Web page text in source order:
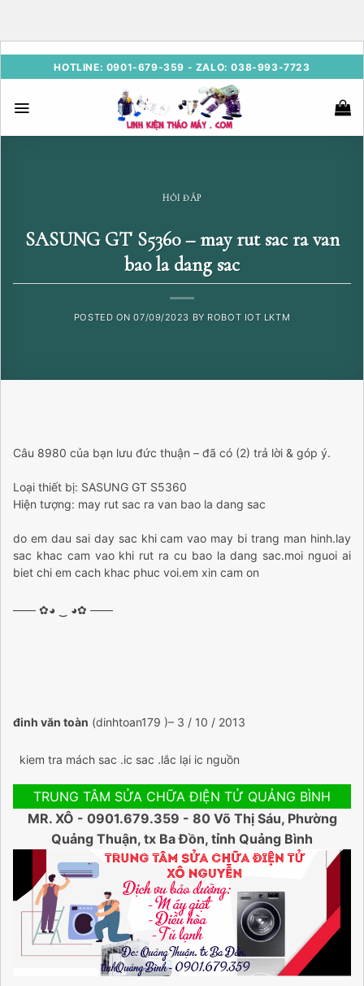
to
content
HOTLINE: 0901-679-359 - ZALO: 038-993-7723
HỎI ĐÁP
SASUNG GT S5360 – may rut sac ra van
bao la dang sac
POSTED ON07/09/2023 BY ROBOT IOT LKTM
Câu 8980 của bạn lưu đức thuận – đã có (2) trả lời & góp ý.
Loại thiết bị: SASUNG GT S5360
Hiện tượng: may rut sac ra van bao la dang sac
do em dau sai day sac khi cam vao may bi trang man hinh.lay
sac khac cam vao khi rut ra cu bao la dang sac.moi nguoi ai
biet chi em cach khac phuc voi.em xin cam on
—— ✿◕ ‿ ◕✿ ——
đinh văn toàn (dinhtoan179 )– 3 / 10 / 2013
kiem tra mách sac .ic sac .lắc lại ic nguồn
TRUNG TÂM SỬA CHỮA ĐIỆN TỬ QUẢNG BÌNH
MR. XÔ - 0901.679.359 - 80 Võ Thị Sáu, Phường
Quảng Thuận, tx Ba Đồn, tỉnh Quảng Bình